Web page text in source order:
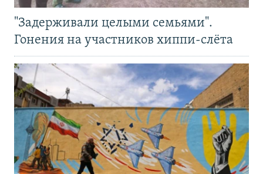
"Задерживали целыми семьями".
Гонения на участников хиппи-слёта